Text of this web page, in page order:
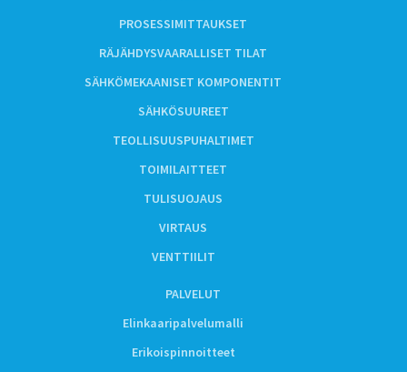
PROSESSIMITTAUKSET
RÄJÄHDYSVAARALLISET TILAT
SÄHKÖMEKAANISET KOMPONENTIT
SÄHKÖSUUREET
TEOLLISUUSPUHALTIMET
TOIMILAITTEET
TULISUOJAUS
VIRTAUS
VENTTIILIT
PALVELUT
Elinkaaripalvelumalli
Erikoispinnoitteet